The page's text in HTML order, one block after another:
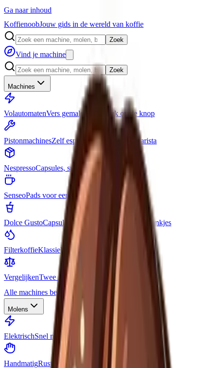
Ga naar inhoud
KoffienoobJouw gids in de wereld van koffie
Zoek
Vind je machine
Zoek
Machines
VolautomatenVers gemalen, één druk op de knop
PistonmachinesZelf espresso zetten als een barista
NespressoCapsules, snel en simpel
SenseoPads voor een snelle bak
Dolce GustoCapsules voor veel verschillende drankjes
FilterkoffieKlassieke kan koffie
VergelijkenTwee machines naast elkaar
Alle machines bekijken
Molens
ElektrischSnel malen met een druk op de knop
HandmatigRustig zelf malen